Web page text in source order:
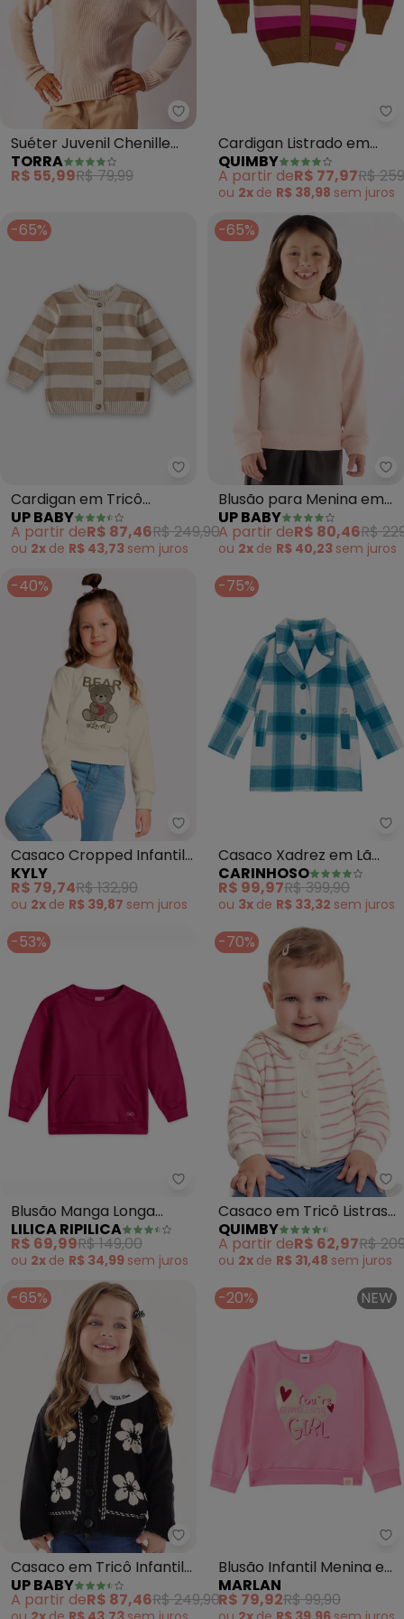
Torra - Suéter Juvenil Chenille
Suéter Juvenil Chenille
Manga Longa (Bege)
TORRA
R$ 55,99R$ 79,99
Cardigan Listrado em
Tricô Infantil (Marrom)
QUIMBY
A partir deR$ 77,97R$
ou 2x de R$ 38,98 sem juros
-65%
Up Baby - Cardigan em Tricô
Cardigan em Tricô
Unissex para Bebê
(Marrom)
UP BABY
A partir deR$ 87,46R$ 249,90
ou 2x de R$ 43,73 sem juros
-65%
Blusão para Menina em
Moletom (Rosa)
UP BABY
A partir deR$ 80,46R$
ou 2x de R$ 40,23 sem juros
-40%
Kyly - Casaco Cropped Infantil
Casaco Cropped Infantil
Menina Bordado (Bege)
KYLY
R$ 79,74R$ 132,90
ou 2x de R$ 39,87 sem juros
-75%
Casaco Xadrez em Lã
Menina (Azul)
CARINHOSO
R$ 99,97R$ 399,90
ou 3x de R$ 33,32 sem juros
-53%
Lilica Ripilica - Blusão Manga
Blusão Manga Longa
Moletom com Aroma
(Roxo)
LILICA RIPILICA
R$ 69,99R$ 149,00
ou 2x de R$ 34,99 sem juros
-70%
Casaco em Tricô Listras
Rosa com Capuz e
Botões (Bege)
QUIMBY
A partir deR$ 62,97R$
ou 2x de R$ 31,48 sem juros
-65%
Up Baby - Casaco em Tricô
Casaco em Tricô Infantil
para Menina (Preto)
UP BABY
A partir deR$ 87,46R$ 249,90
-20% NEW
Blusão Infantil Menina em
Moletom Felpado (Rosa)
MARLAN
R$ 79,92R$ 99,90